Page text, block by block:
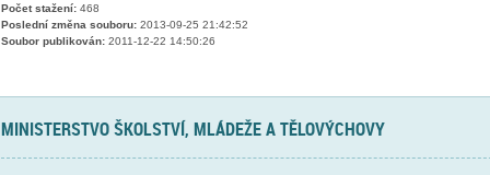
Počet stažení:468
Poslední změna souboru:2013-09-25 21:42:52
Soubor publikován:2011-12-22 14:50:26
MINISTERSTVO ŠKOLSTVÍ, MLÁDEŽE A TĚLOVÝCHOVY